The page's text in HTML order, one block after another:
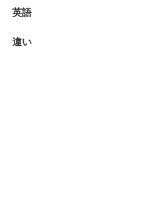
英語
違い